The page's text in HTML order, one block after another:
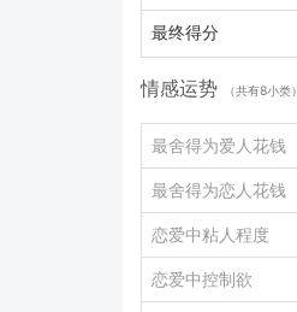
最终得分
情感运势 （共有8小类）
最舍得为爱人花钱
最舍得为恋人花钱
恋爱中粘人程度
恋爱中控制欲